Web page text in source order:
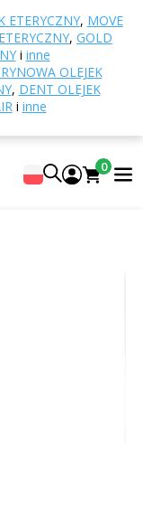
ETERYCZNY, MOVE
, GOLD
i inne
OLEJEK
, DENT OLEJEK
i inne
0
100 g)